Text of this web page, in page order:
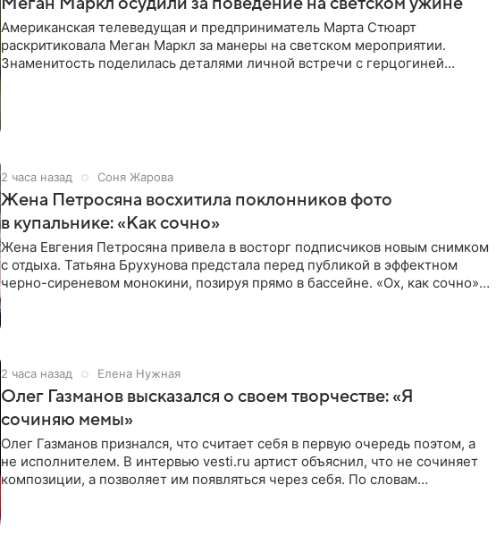
Американская телеведущая и предприниматель Марта Стюарт
раскритиковала Меган Маркл за манеры на светском мероприятии.
Знаменитость поделилась деталями личной встречи с герцогиней
2 часа назад Соня Жарова
Жена Петросяна восхитила поклонников фото
в купальнике: «Как сочно»
Жена Евгения Петросяна привела в восторг подписчиков новым снимком
с отдыха. Татьяна Брухунова предстала перед публикой в эффектном
черно-сиреневом монокини, позируя прямо в бассейне. «Ох, как сочно»,
2 часа назад Елена Нужная
Олег Газманов высказался о своем творчестве: «Я
сочиняю мемы»
Олег Газманов признался, что считает себя в первую очередь поэтом, а
не исполнителем. В интервью vesti.ru артист объяснил, что не сочиняет
композиции, а позволяет им появляться через себя. По словам